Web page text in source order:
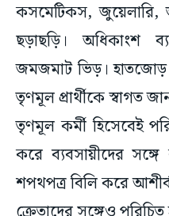
কসমেটিকস, জুয়েলারি,
ছড়াছড়ি। অধিকাংশ
জমজমাট ভিড়।
তৃণমূল প্রার্থীকে স্বাগত
তৃণমূল কর্মী হিসেবেই
করে ব্যবসায়ীদের
শপথপত্র বিলি করে